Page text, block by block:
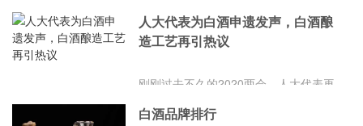
来看看白酒行业发展的前景与趋势。
市场上知名的酱酒品牌也是雨后春笋般
的增长。今天咱们就来一起看看,我
有哪些品牌。
人大代表为白酒申遗发声，白酒酿
造工艺再引热议
刚刚过去不久的2020两会，人大代表再
酿造工艺的世界申遗进程，将人们的目
白酒品牌排行